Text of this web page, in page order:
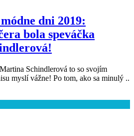
dni 2019:
bola speváčka
Schindlerová to so svojím
myslí vážne! Po tom, ako sa minulý ..